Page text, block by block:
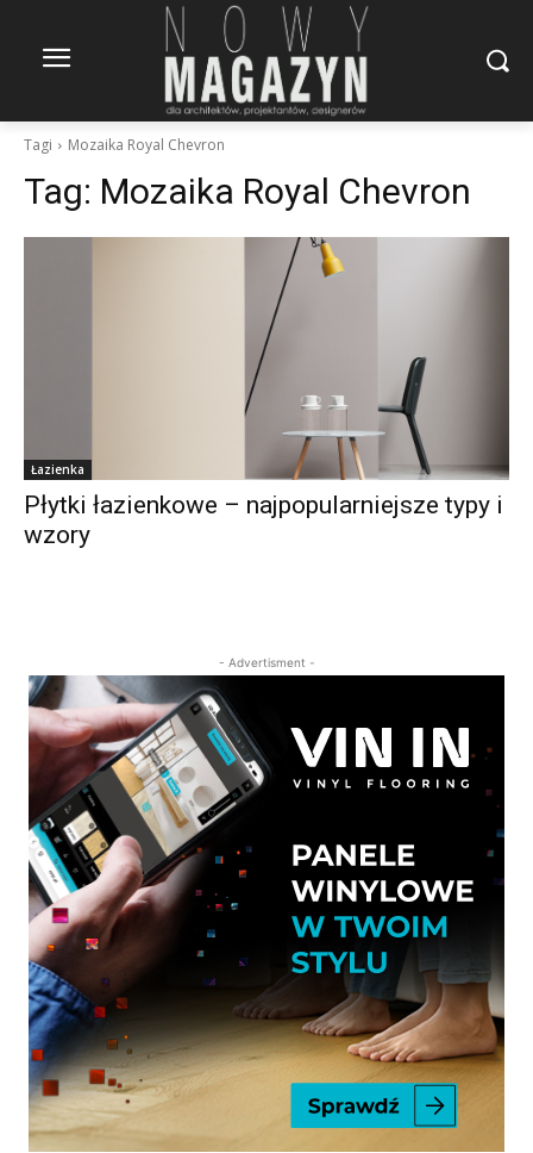
Tagi Mozaika Royal Chevron
Tag: Mozaika Royal Chevron
Łazienka
Płytki łazienkowe – najpopularniejsze typy i
wzory
- Advertisment -